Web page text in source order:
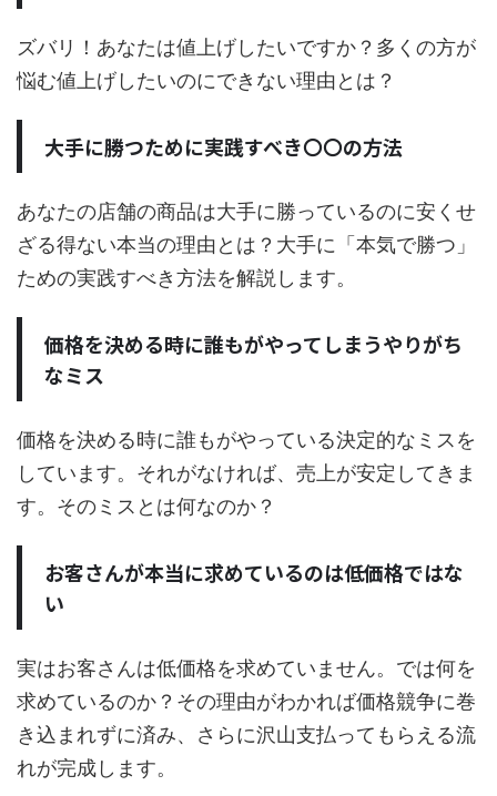
ズバリ！あなたは値上げしたいですか？多くの方が
悩む値上げしたいのにできない理由とは？
大手に勝つために実践すべき〇〇の方法
あなたの店舗の商品は大手に勝っているのに安くせ
ざる得ない本当の理由とは？大手に「本気で勝つ」
ための実践すべき方法を解説します。
価格を決める時に誰もがやってしまうやりがち
なミス
価格を決める時に誰もがやっている決定的なミスを
しています。それがなければ、売上が安定してきま
す。そのミスとは何なのか？
お客さんが本当に求めているのは低価格ではな
い
実はお客さんは低価格を求めていません。では何を
求めているのか？その理由がわかれば価格競争に巻
き込まれずに済み、さらに沢山支払ってもらえる流
れが完成します。